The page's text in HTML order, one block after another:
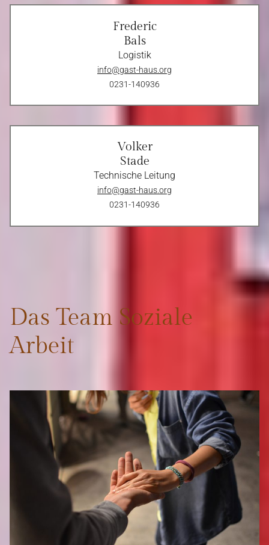
Frederic
Bals
Logistik
info@gast-haus.org
0231-140936
Volker
Stade
Technische Leitung
info@gast-haus.org
0231-140936
Das Team Soziale
Arbeit